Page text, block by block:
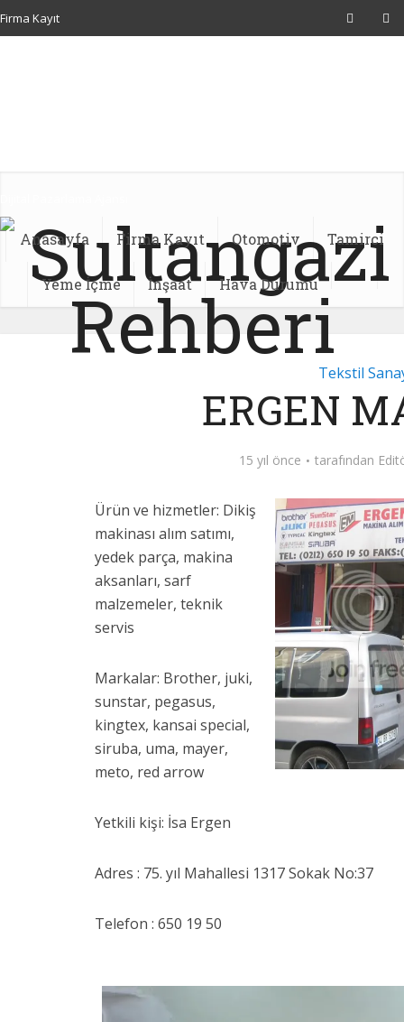
Firma Kayıt
Anasayfa Firma Kayıt Otomotiv Tamirci
Yeme İçme İnşaat Hava Durumu
Tekstil
ERGEN
15 yıl önce tarafından
Ürün ve hizmetler: Dikiş
makinası alım satımı,
yedek parça, makina
aksanları, sarf
malzemeler, teknik
servis
Markalar: Brother, juki,
sunstar, pegasus,
kingtex, kansai special,
siruba, uma, mayer,
meto, red arrow
Yetkili kişi: İsa Ergen
Adres : 75. yıl Mahallesi 1317 Sokak No:37
Telefon : 650 19 50